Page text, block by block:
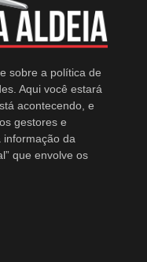
sobre a política de
Aqui você estará
acontecendo, e
gestores e
informação da
que envolve os